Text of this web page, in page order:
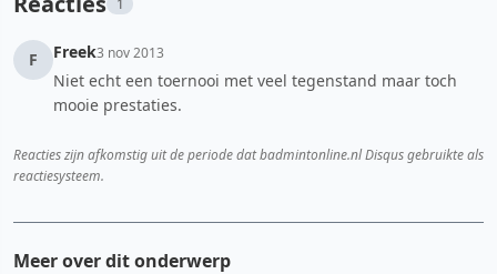
F Freek3 nov 2013
Niet echt een toernooi met veel tegenstand maar toch
mooie prestaties.
Reacties zijn afkomstig uit de periode dat badmintonline.nl Disqus gebruikte als
reactiesysteem.
Meer over dit onderwerp